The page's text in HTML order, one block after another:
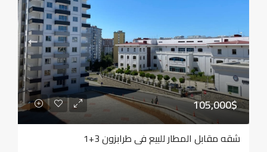
105,000$
شقه مقابل المطار للبيع في طرابزون 3+1